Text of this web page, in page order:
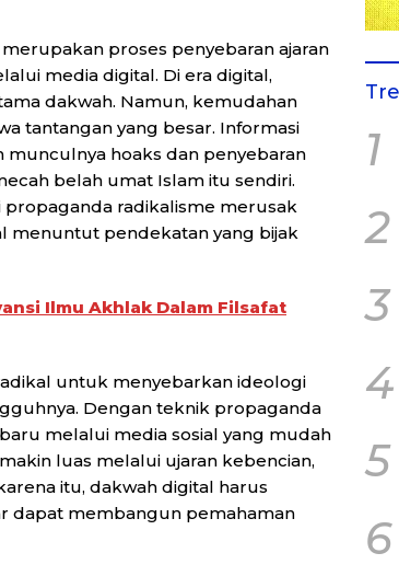
merupakan proses penyebaran ajaran
media digital. Di era digital,
dakwah. Namun, kemudahan
tantangan yang besar. Informasi
hoaks dan penyebaran
belah umat Islam itu sendiri.
radikalisme merusak
menuntut pendekatan yang bijak
Ilmu Akhlak Dalam Filsafat
untuk menyebarkan ideologi
Dengan teknik propaganda
melalui media sosial yang mudah
luas melalui ujaran kebencian,
itu, dakwah digital harus
dapat membangun pemahaman
1
2
3
4
5
6